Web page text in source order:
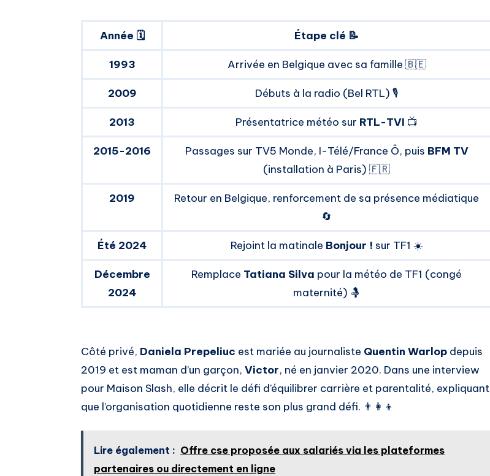
Année 🗓️ Étape clé 📝
1993 Arrivée en Belgique avec sa famille 🇧🇪
2009 Débuts à la radio (Bel RTL) 🎙️
2013 Présentatrice météo sur RTL-TVI 📺
2015-2016 Passages sur TV5 Monde, I-Télé/France Ô, puis BFM TV
(installation à Paris) 🇫🇷
2019
Retour en Belgique, renforcement de sa présence médiatique
🔄
Été 2024 Rejoint la matinale Bonjour ! sur TF1 ☀️
Décembre
2024
Remplace Tatiana Silva pour la météo de TF1 (congé
maternité) 🤱
Côté privé, Daniela Prepeliuc est mariée au journaliste Quentin Warlop depuis
2019 et est maman d’un garçon, Victor, né en janvier 2020. Dans une interview
pour Maison Slash, elle décrit le défi d’équilibrer carrière et parentalité, expliquant
que l’organisation quotidienne reste son plus grand défi. 👨‍👩‍👦
Lire également : Offre cse proposée aux salariés via les plateformes
partenaires ou directement en ligne